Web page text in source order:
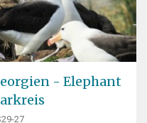
- Elephant
27